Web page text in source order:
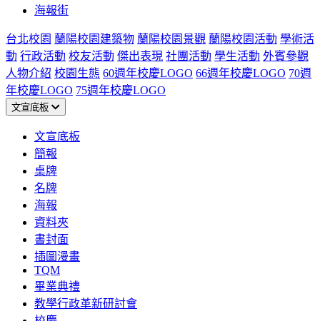
海報街
台北校園 蘭陽校園建築物 蘭陽校園景觀 蘭陽校園活動 學術活
動 行政活動 校友活動 傑出表現 社團活動 學生活動 外賓參觀
人物介紹 校園生態 60週年校慶LOGO 66週年校慶LOGO 70週
年校慶LOGO 75週年校慶LOGO
文宣底板
文宣底板
簡報
桌牌
名牌
海報
資料夾
書封面
插圖漫畫
TQM
畢業典禮
教學行政革新研討會